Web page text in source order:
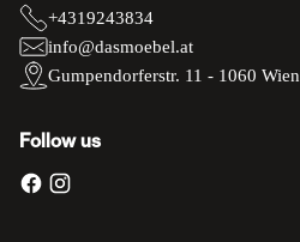
+4319243834
info@dasmoebel.at
Gumpendorferstr. 11 - 1060 Wien
Follow us